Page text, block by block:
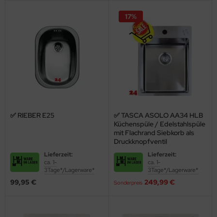
Oberflächen. Neben poliertem Edelstahl mit einem Finish in
Seidenglanz oder Seidenmatt überzeugt vor allem der Edelstahl
mit besten Eigenschaften. Durch seine enorme Härte ist er
weniger anfällig für Kratzer und auch Fingerabdrücke sind auf dieser
Individuelle
Edelstahlspülen
online bestellen
✅ RIEBER E25
Lieferzeit:
ca. 1-
3Tage*/Lagerware*
99,95 €
✅ TASCA ASOLO AA34 HLB
Küchenspüle / Edelstahlspüle
mit Flachrand Siebkorb als
Druckknopfventil
Lieferzeit:
ca. 1-
3Tage*/Lagerware*
Sonderpreis 249,99 €
17%